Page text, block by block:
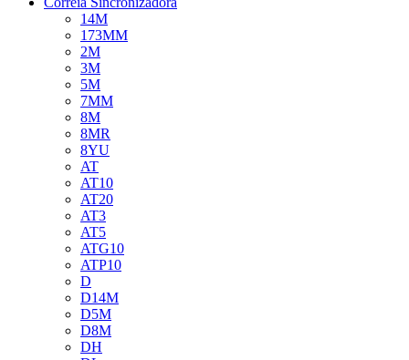
14M
173MM
2M
3M
5M
7MM
8M
8MR
8YU
AT
AT10
AT20
AT3
AT5
ATG10
ATP10
D
D14M
D5M
D8M
DH